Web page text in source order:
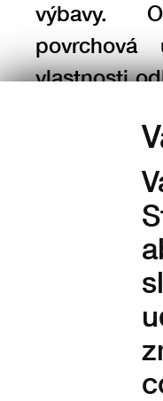
výbavy.
povrchová
vlastnosti
poskytují
Velikosti: